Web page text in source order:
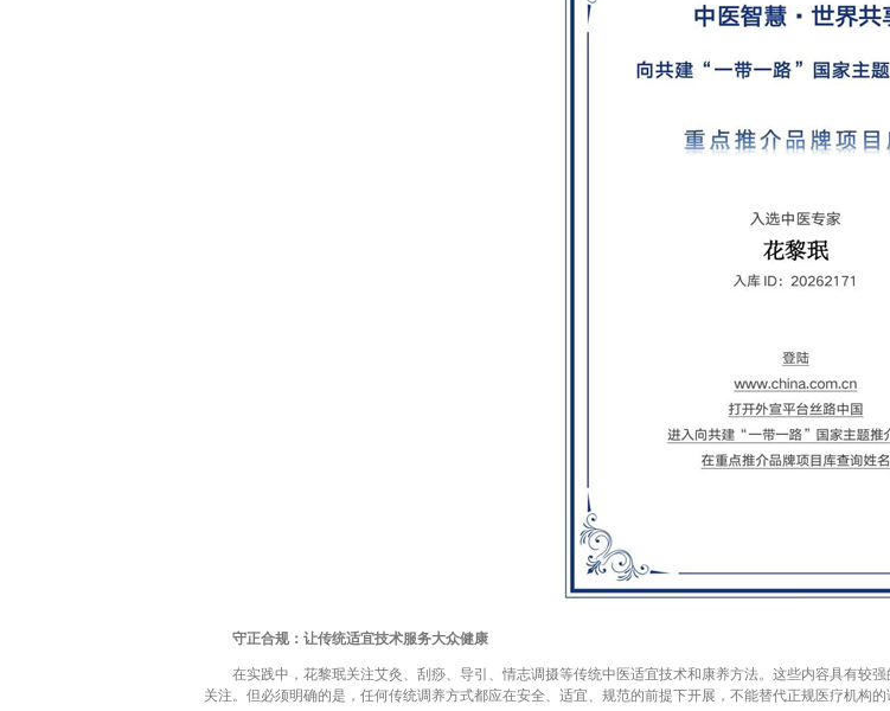
守正合规：让传统适宜技术服务大众健康
在实践中，花黎珉关注艾灸、刮痧、导引、情志调摄等传统中医适宜技术和康养方法。这些内容具有较
关注。但必须明确的是，任何传统调养方式都应在安全、适宜、规范的前提下开展，不能替代正规医疗机构的